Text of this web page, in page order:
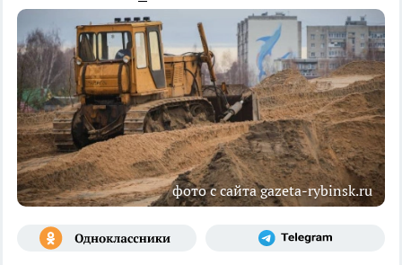
фото с сайта gazeta-rybinsk.ru